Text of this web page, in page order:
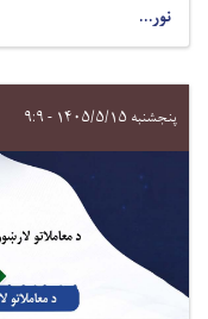
نور...
پنجشنبه ۱۴۰۵/۵/۱۵ - ۹:۹